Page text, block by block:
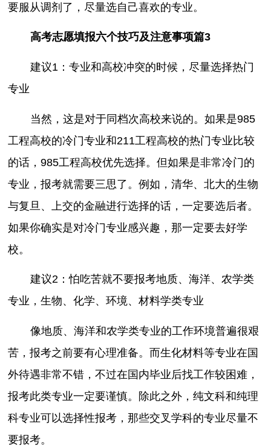
要服从调剂了，尽量选自己喜欢的专业。
高考志愿填报六个技巧及注意事项篇3
建议1：专业和高校冲突的时候，尽量选择热门
专业
当然，这是对于同档次高校来说的。如果是985
工程高校的冷门专业和211工程高校的热门专业比较
的话，985工程高校优先选择。但如果是非常冷门的
专业，报考就需要三思了。例如，清华、北大的生物
与复旦、上交的金融进行选择的话，一定要选后者。
如果你确实是对冷门专业感兴趣，那一定要去好学
校。
建议2：怕吃苦就不要报考地质、海洋、农学类
专业，生物、化学、环境、材料学类专业
像地质、海洋和农学类专业的工作环境普遍很艰
苦，报考之前要有心理准备。而生化材料等专业在国
外待遇非常不错，不过在国内毕业后找工作较困难，
报考此类专业一定要谨慎。除此之外，纯文科和纯理
科专业可以选择性报考，那些交叉学科的专业尽量不
要报考。